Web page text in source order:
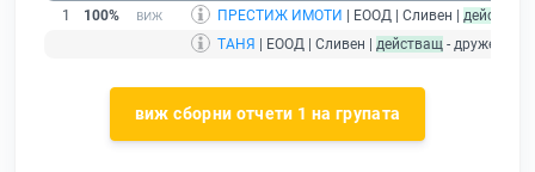
1
100% ПРЕСТИЖ ИМОТИ | ЕООД | Сливен | действащ
ТАНЯ
| ЕООД | Сливен | действащ - дружество
виж сборни отчети 1 на групата